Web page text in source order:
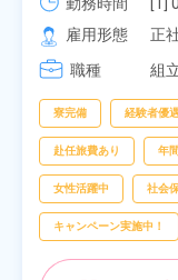
[2]
[3]
[4]
雇用形態
正
職種
組
寮完備 経験者優
赴任旅費あり 年
女性活躍中 社会
キャンペーン実施中！